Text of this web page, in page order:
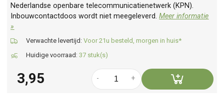
Nederlandse openbare telecommunicatienetwerk (KPN).
Inbouwcontactdoos wordt niet meegeleverd.Meer informatie
»
Verwachte levertijd: Voor 21u besteld, morgen in huis*
Huidige voorraad: 37 stuk(s)
3,95 +
-